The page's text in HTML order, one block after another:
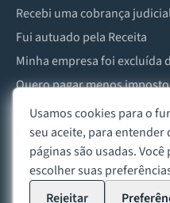
Recebi uma cobrança
Fui autuado pela Receita
Minha empresa foi excluída
Quero pagar menos
Preciso lidar com imposto
2026Advocacia Custódio
Política de Privacidade Política de
Usamos cookies para o
seu aceite, para entender
páginas são usadas.
escolher suas
Rejeitar